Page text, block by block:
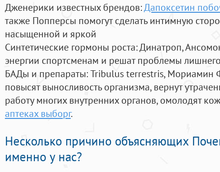
Дженерики известных брендов:Дапоксетин
также Попперсы помогут сделать интимную
насыщенной и яркой
Синтетические гормоны роста: Динатроп,
энергии спортсменам и решат проблемы
БАДы и препараты:Tribulus terrestris, Мориамин
повысят выносливость организма, вернут
работу многих внутренних органов, омолодят
аптеках выборг.
Несколько причино объясняющих
именно у нас?